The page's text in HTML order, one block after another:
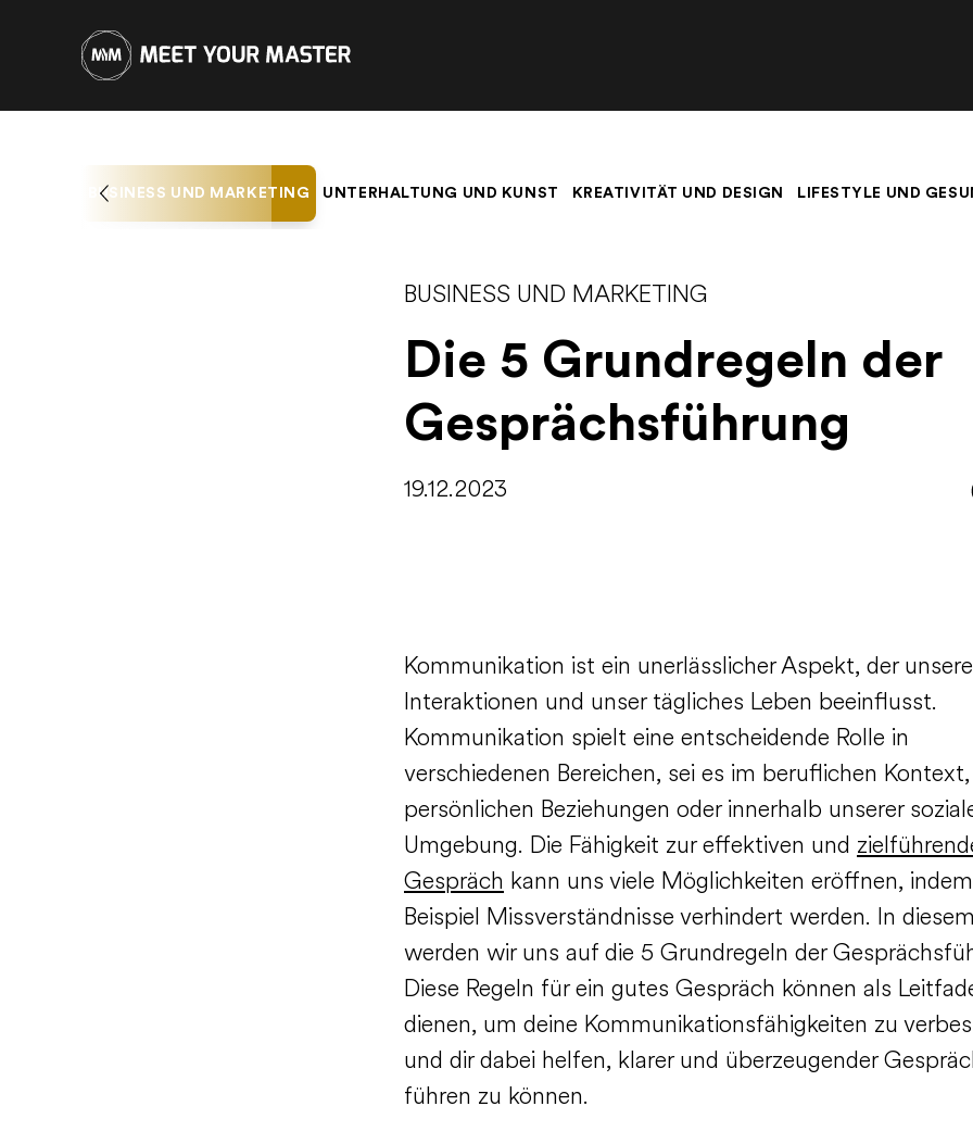
BUSINESS UND MARKETING UNTERHALTUNG UND KUNST KREATIVITÄT UND DESIGN LIFESTYLE UND
BUSINESS UND MARKETING
Die 5 Grundregeln der
Gesprächsführung
19.12.2023
Kommunikation ist ein unerlässlicher Aspekt, der unsere
Interaktionen und unser tägliches Leben beeinflusst.
Kommunikation spielt eine entscheidende Rolle in
verschiedenen Bereichen, sei es im beruflichen
persönlichen Beziehungen oder innerhalb unserer
Umgebung. Die Fähigkeit zur effektiven und
Gespräch kann uns viele Möglichkeiten eröffnen,
Beispiel Missverständnisse verhindert werden. In
werden wir uns auf die 5 Grundregeln der
Diese Regeln für ein gutes Gespräch können als
dienen, um deine Kommunikationsfähigkeiten zu
und dir dabei helfen, klarer und überzeugender
führen zu können.